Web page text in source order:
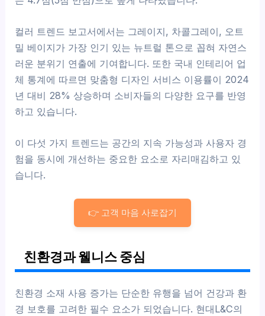
컬러 트렌드 보고서에서는 그레이지, 차콜그레이, 오트
밀 베이지가 가장 인기 있는 뉴트럴 톤으로 꼽혀 자연스
러운 분위기 연출에 기여합니다. 또한 국내 인테리어 업
체 통계에 따르면 맞춤형 디자인 서비스 이용률이 2024
년 대비 28% 상승하며 소비자들의 다양한 요구를 반영
하고 있습니다.
이 다섯 가지 트렌드는 공간의 지속 가능성과 사용자 경
험을 동시에 개선하는 중요한 요소로 자리매김하고 있
습니다.
👉 고객 마음 사로잡기
친환경과 웰니스 중심
친환경 소재 사용 증가는 단순한 유행을 넘어 건강과 환
경 보호를 고려한 필수 요소가 되었습니다. 현대L&C의